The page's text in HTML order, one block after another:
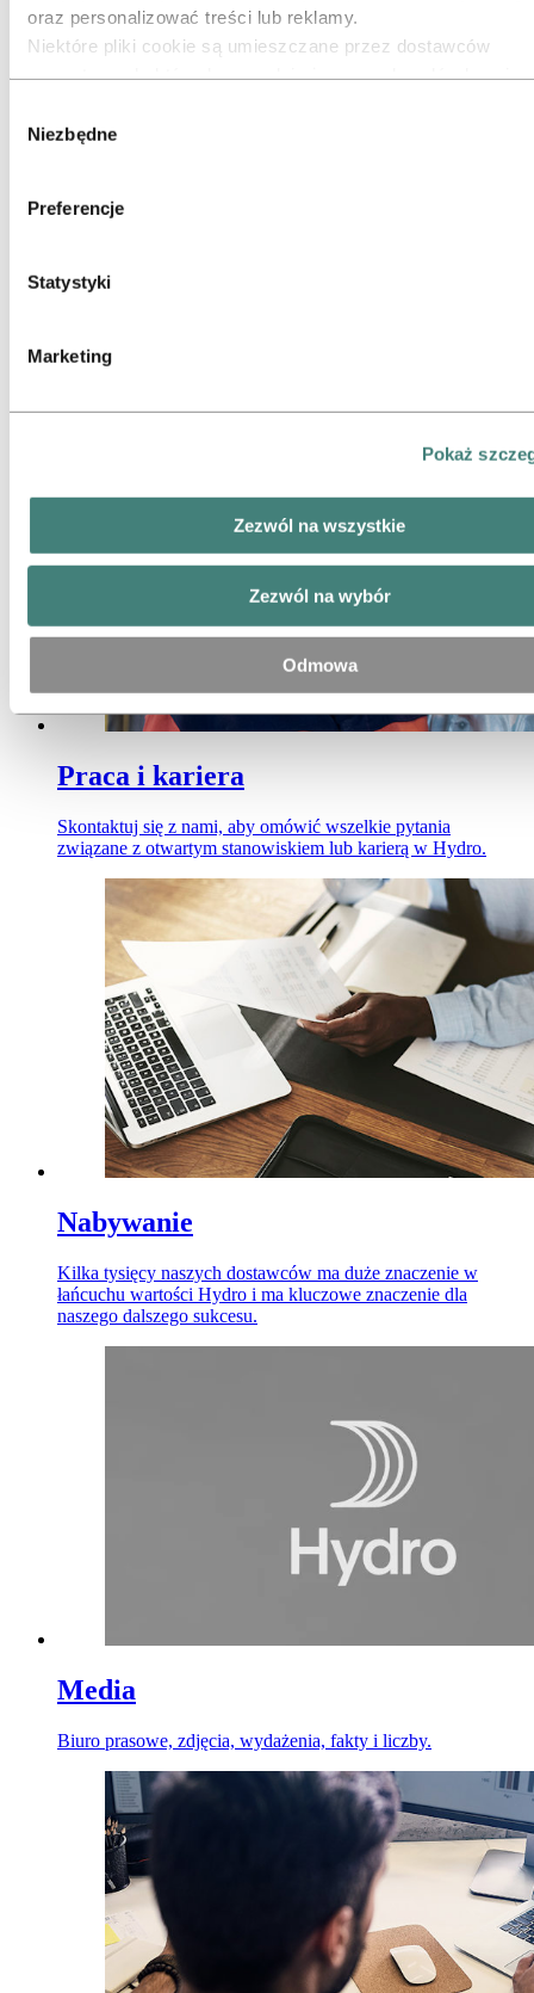
oraz personalizować treści lub reklamy.
Niektóre pliki cookie są umieszczane przez dostawców
podczas Twojego korzystania z naszej strony z innymi
odpowiedzialny za dany plik cookie strony trzeciej jest
Listę tych podmiotów znajdziesz w tabeli plików cookie
zgody
Niezbędne
Preferencje
Statystyki
Marketing
Pokaż
Zezwól na wszystkie
Zezwól na wybór
Odmowa
Zapytanie dotyczące sprzedaży lub
Praca i kariera
Skontaktuj się z nami, aby omówić wszelkie pytania
związane z otwartym stanowiskiem lub karierą w Hydro.
Nabywanie
Kilka tysięcy naszych dostawców ma duże znaczenie w
łańcuchu wartości Hydro i ma kluczowe znaczenie dla
naszego dalszego sukcesu.
Media
Biuro prasowe, zdjęcia, wydażenia, fakty i liczby.